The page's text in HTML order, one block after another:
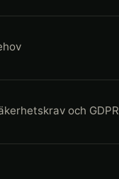
och GDPR